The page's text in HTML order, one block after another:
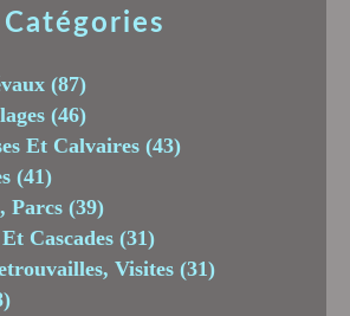
Catégories
(87)
(46)
Et Calvaires (43)
(41)
Parcs (39)
Cascades (31)
Visites (31)